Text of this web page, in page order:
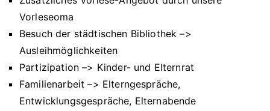
Vorleseoma
Besuch der städtischen Bibliothek –>
Ausleihmöglichkeiten
Partizipation –> Kinder- und Elternrat
Familienarbeit –> Elterngespräche,
Entwicklungsgespräche, Elternabende